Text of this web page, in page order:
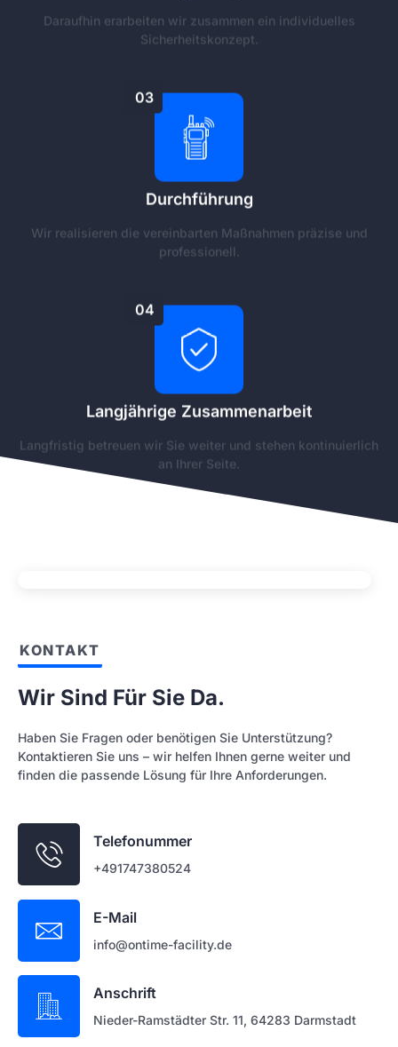
Daraufhin erarbeiten wir zusammen ein individuelles
Sicherheitskonzept.
03
Durchführung
Wir realisieren die vereinbarten Maßnahmen präzise und
professionell.
04
Langjährige Zusammenarbeit
Langfristig betreuen wir Sie weiter und stehen kontinuierlich
an Ihrer Seite.
KONTAKT
Wir Sind Für Sie Da.
Haben Sie Fragen oder benötigen Sie Unterstützung?
Kontaktieren Sie uns – wir helfen Ihnen gerne weiter und
finden die passende Lösung für Ihre Anforderungen.
Telefonummer
+491747380524
E-Mail
info@ontime-facility.de
Anschrift
Nieder-Ramstädter Str. 11, 64283 Darmstadt